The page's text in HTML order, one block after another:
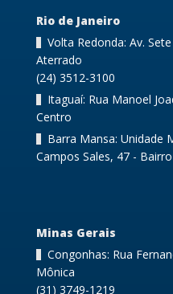
Rio de Janeiro
Volta Redonda: Av.
Aterrado
(24) 3512-3100
Itaguaí: Rua Manoel
Centro
Barra Mansa: Unidade
Campos Sales, 47 -
Minas Gerais
Congonhas: Rua
Mônica
(31) 3749-1219